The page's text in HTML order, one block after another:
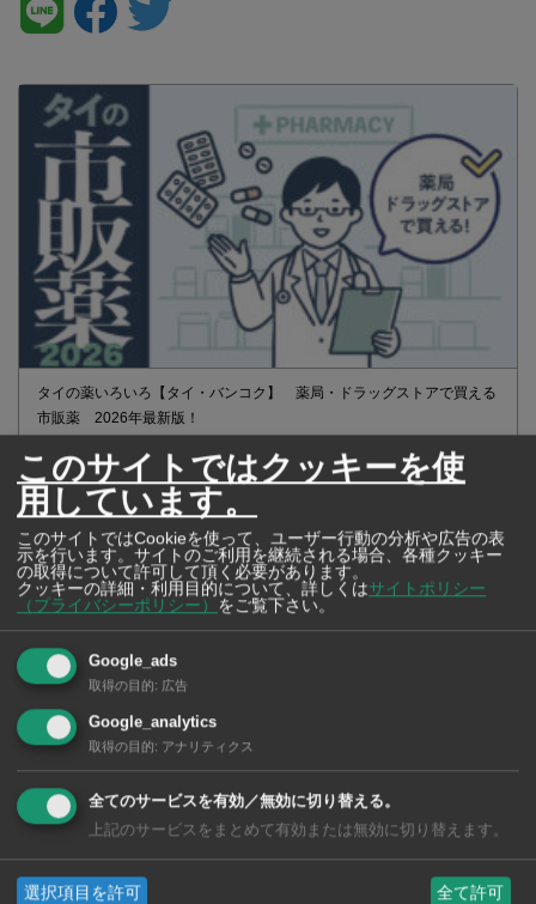
タイの薬いろいろ【タイ・バンコク】 薬局・ドラッグストアで買える
市販薬 2026年最新版！
このサイトではクッキーを使
用しています。
このサイトではCookieを使って、ユーザー行動の分析や広告の表
示を行います。サイトのご利用を継続される場合、各種クッキー
の取得について許可して頂く必要があります。
クッキーの詳細・利用目的について、詳しくはサイトポリシー
（プライバシーポリシー）
をご覧下さい。
Google_ads
取得の目的: 広告
Google_analytics
取得の目的: アナリティクス
全てのサービスを有効／無効に切り替える。
上記のサービスをまとめて有効または無効に切り替えます。
選択項目を許可 全て許可